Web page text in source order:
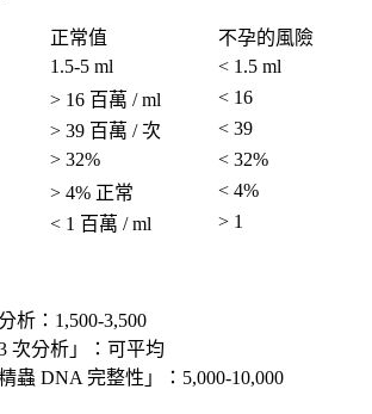
正常值
不孕的風險
1.5-5 ml
< 1.5 ml
> 16 百萬 / ml
< 16
> 39 百萬 / 次
< 39
> 32%
< 32%
> 4% 正常
< 4%
< 1 百萬 / ml > 1
析 ：1,500-3,500
3 次分析」：可平均
蟲 DNA 完整性」：5,000-10,000